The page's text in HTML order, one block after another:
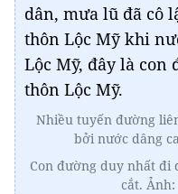
dân, mưa lũ đã cô
thôn Lộc Mỹ khi
Lộc Mỹ, đây là con
thôn Lộc Mỹ.
Nhiều tuyến đường
bởi nước dâng
Con đường duy nhất đi
cắt. Ảnh: